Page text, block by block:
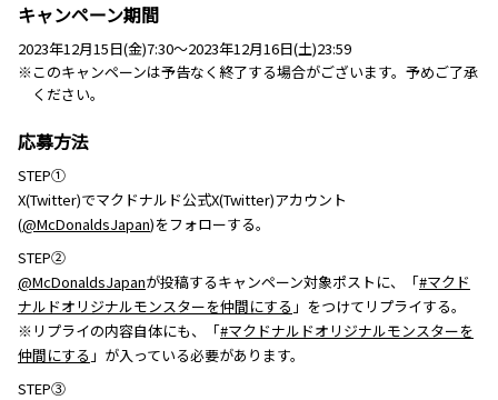
キャンペーン期間
2023年12月15日(金)7:30～2023年12月16日(土)23:59
※このキャンペーンは予告なく終了する場合がございます。予めご了承
ください。
応募方法
STEP①
X(Twitter)でマクドナルド公式X(Twitter)アカウント
(@McDonaldsJapan)をフォローする。
STEP②
@McDonaldsJapanが投稿するキャンペーン対象ポストに、「#マクド
ナルドオリジナルモンスターを仲間にする 」をつけてリプライする。
※リプライの内容自体にも、「#マクドナルドオリジナルモンスターを
仲間にする 」が入っている必要があります。
STEP③